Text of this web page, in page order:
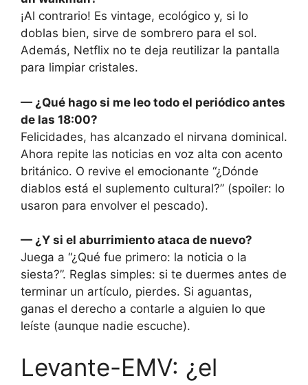
¡Al contrario! Es vintage, ecológico y, si lo
doblas bien, sirve de sombrero para el sol.
Además, Netflix no te deja reutilizar la pantalla
para limpiar cristales.
— ¿Qué hago si me leo todo el periódico antes
de las 18:00?
Felicidades, has alcanzado el nirvana dominical.
Ahora repite las noticias en voz alta con acento
británico. O revive el emocionante “¿Dónde
diablos está el suplemento cultural?” (spoiler: lo
usaron para envolver el pescado).
— ¿Y si el aburrimiento ataca de nuevo?
Juega a “¿Qué fue primero: la noticia o la
siesta?”. Reglas simples: si te duermes antes de
terminar un artículo, pierdes. Si aguantas,
ganas el derecho a contarle a alguien lo que
leíste (aunque nadie escuche).
Levante-EMV: ¿el